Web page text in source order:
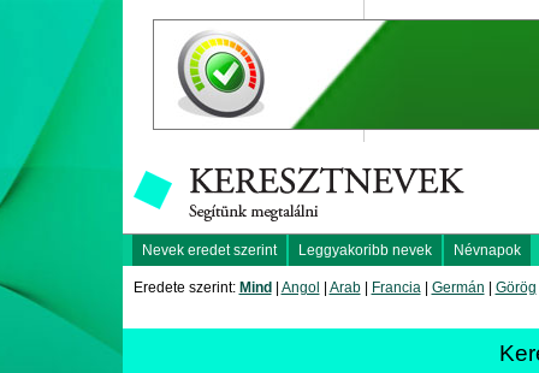
Nevek eredet szerint Leggyakoribb nevek Névnapok
Eredete szerint: Mind Angol Arab| Francia| Germán Görög